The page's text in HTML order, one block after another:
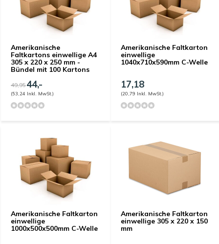
Amerikanische
Faltkartons einwellige A4
305 x 220 x 250 mm -
Bündel mit 100 Kartons
49,9544,-
(53,24 Inkl. MwSt.)
Amerikanische Faltkarton
einwellige
1040x710x590mm C-Welle
17,18
(20,79 Inkl. MwSt.)
Amerikanische Faltkarton
einwellige
1000x500x500mm C-Welle
Amerikanische Faltkarton
einwellige 305 x 220 x 150
mm